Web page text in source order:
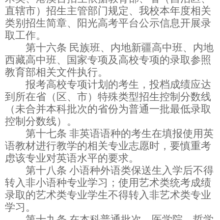
直辖市）招生主管部门规定、我校本年度相关
类别招生简章、阳光高考平台公示信息开展录
取工作。
第十六条 民族班、内地新疆高中班、内地
西藏高中班、 国家专项及高校专项的录取参照
教育部相关文件执行。
报考高校专项计划的考生，投档成绩应达
到所在省（区、市）特殊类型招生控制分数线
（未合并本科批次的省份为普通一批最低录取
控制分数线） 。
第十七条 非英语语种的考生在填报使用英
语教材进行教学的相关专业志愿时，要慎重考
虑该专业对英语水平的要求。
第十八条 小语种外语类保送生入学后不得
转入非小语种专业学习；使用艺术类统考成绩
录取的艺术类专业学生不得转入非艺术类专业
学习。